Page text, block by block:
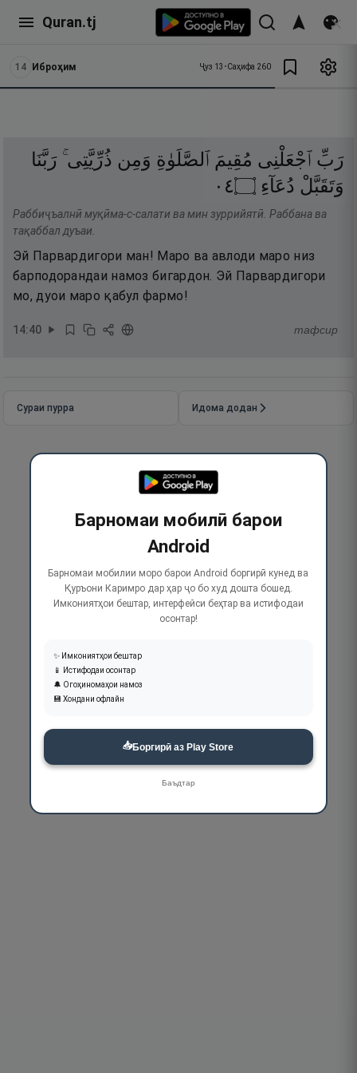
Quran.tj
14 Иброҳим Ҷуз 13 •Саҳифа 260
رَبِّ ٱجْعَلْنِى مُقِيمَ ٱلصَّلَوٰةِ وَمِن ذُرِّيَّتِى ۚ رَبَّنَا
وَتَقَبَّلْ دُعَآءِ ۝٤٠
Раббиҷъалнӣ муқӣма-с-салати ва мин зуррийятӣ. Раббана ва
тақаббал дуъаи.
Эй Парвардигори ман! Маро ва авлоди маро низ
барподорандаи намоз бигардон. Эй Парвардигори
мо, дуои маро қабул фармо!
14:40 тафсир
Сураи пурра Идома додан
Барномаи мобилӣ барои
Android
Барномаи мобилии моро барои Android боргирӣ кунед ва
Қуръони Каримро дар ҳар ҷо бо худ дошта бошед.
Имкониятҳои бештар, интерфейси беҳтар ва истифодаи
осонтар!
✨ Имкониятҳои бештар
📱 Истифодаи осонтар
🔔 Огоҳиномаҳои намоз
💾 Хондани офлайн
📥Боргирӣ аз Play Store
Баъдтар